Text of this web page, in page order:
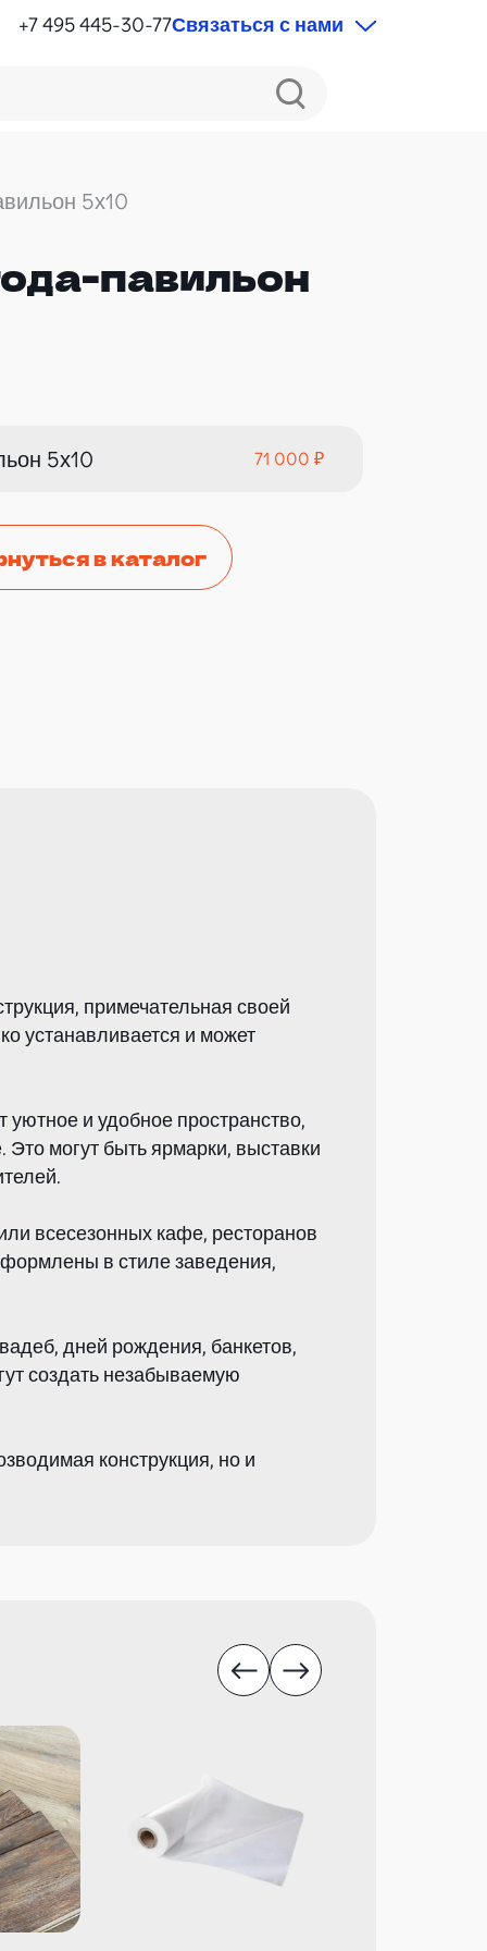
+7 495 445-30-77Связаться с нами
5х10
павильон
5х10 71 000 ₽
в каталог
примечательная своей
устанавливается и может
и удобное пространство,
могут быть ярмарки, выставки
всесезонных кафе, ресторанов
в стиле заведения,
дней рождения, банкетов,
создать незабываемую
конструкция, но и